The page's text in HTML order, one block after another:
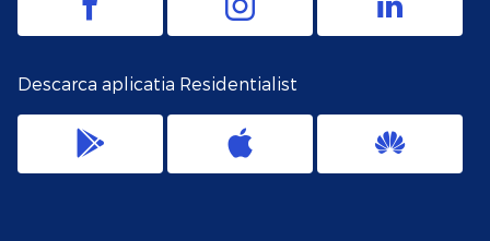
Descarca aplicatia Residentialist